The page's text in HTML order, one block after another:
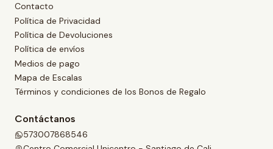
Contacto
Política de Privacidad
Política de Devoluciones
Política de envíos
Medios de pago
Mapa de Escalas
Términos y condiciones de los Bonos de Regalo
Contáctanos
573007868546